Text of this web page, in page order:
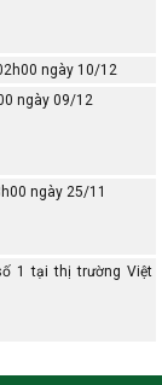
ngày 10/12
ngày 09/12
ngày 25/11
1 tại thị trường Việt